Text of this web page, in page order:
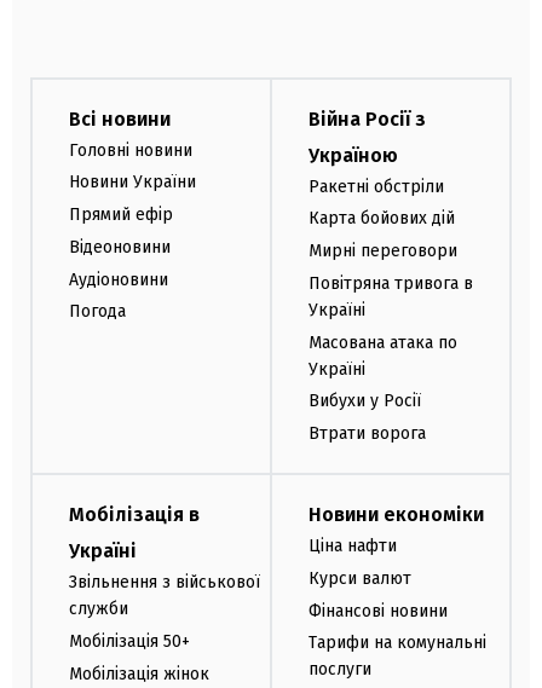
Всі новини
Головні новини
Новини України
Прямий ефір
Відеоновини
Аудіоновини
Погода
Війна Росії з
Україною
Ракетні обстріли
Карта бойових дій
Мирні переговори
Повітряна тривога в
Україні
Масована атака по
Україні
Вибухи у Росії
Втрати ворога
Мобілізація в
Україні
Звільнення з військової
служби
Мобілізація 50+
Мобілізація жінок
Новини економіки
Ціна нафти
Курси валют
Фінансові новини
Тарифи на комунальні
послуги